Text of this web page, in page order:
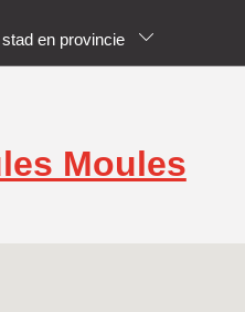
en provincie
Moules